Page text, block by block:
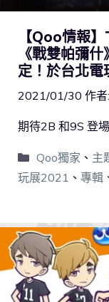
【Qoo情報
《戰雙帕彌
定！於台北電
2021/01/30 作者:
期待2B 和9S 登
Qoo獨家 、 主
玩展2021 、 專輯